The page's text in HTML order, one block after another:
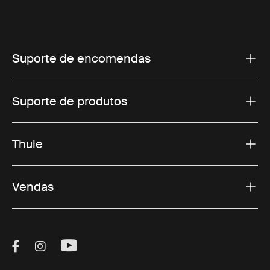
Suporte de encomendas
Suporte de produtos
Thule
Vendas
Visit Thule on Facebook (external link)
Visit Thule on Instagram (external link)
Visit Thule on Youtube (external